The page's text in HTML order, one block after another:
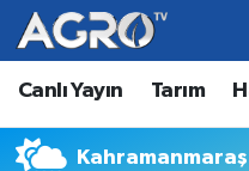
Canlı Yayın Tarım
Hava Durumu
Trafik Durumu